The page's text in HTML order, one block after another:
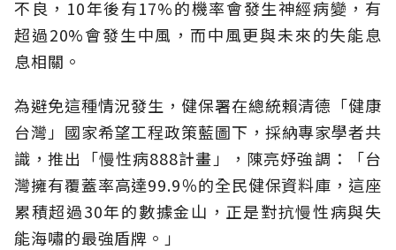
不良，10年後有17%的機率會發生神經病變，有
超過20%會發生中風，而中風更與未來的失能息
息相關。
為避免這種情況發生，健保署在總統賴清德「健康
台灣」國家希望工程政策藍圖下，採納專家學者共
識，推出「慢性病888計畫」，陳亮妤強調：「台
灣擁有覆蓋率高達99.9％的全民健保資料庫，這座
累積超過30年的數據金山，正是對抗慢性病與失
能海嘯的最強盾牌。」